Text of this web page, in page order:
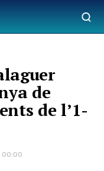
de
de l’1-
00:00